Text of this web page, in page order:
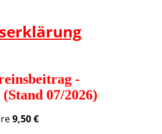
-
07/2026)
9,50 €